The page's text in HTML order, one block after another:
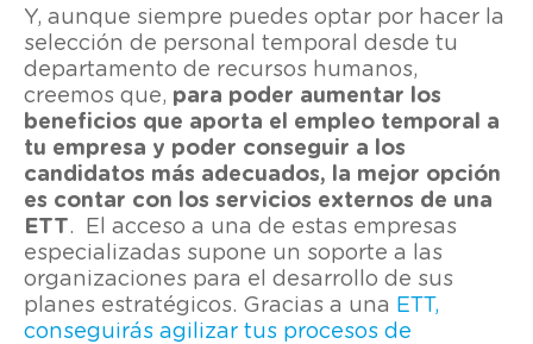
Y, aunque siempre puedes optar por hacer la
selección de personal temporal desde tu
departamento de recursos humanos,
creemos que, para poder aumentar los
beneficios que aporta el empleo temporal a
tu empresa y poder conseguir a los
candidatos más adecuados, la mejor opción
es contar con los servicios externos de una
ETT. El acceso a una de estas empresas
especializadas supone un soporte a las
organizaciones para el desarrollo de sus
planes estratégicos. Gracias a una ETT,
conseguirás agilizar tus procesos de